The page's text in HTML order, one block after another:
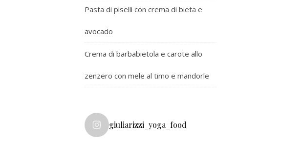
Pasta di piselli con crema di bieta e
avocado
Crema di barbabietola e carote allo
zenzero con mele al timo e mandorle
giuliarizzi_yoga_food